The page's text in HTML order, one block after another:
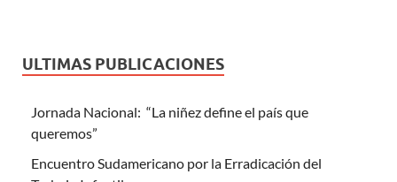
ULTIMAS PUBLICACIONES
Jornada Nacional: “La niñez define el país que
queremos”
Encuentro Sudamericano por la Erradicación del